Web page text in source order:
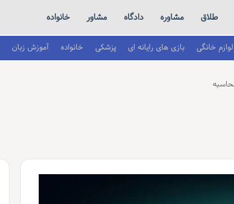
طلاق مشاوره دادگاه مشاور خانواده
لوازم خانگی بازی های رایانه ای پزشکی خانواده آموزش زبان